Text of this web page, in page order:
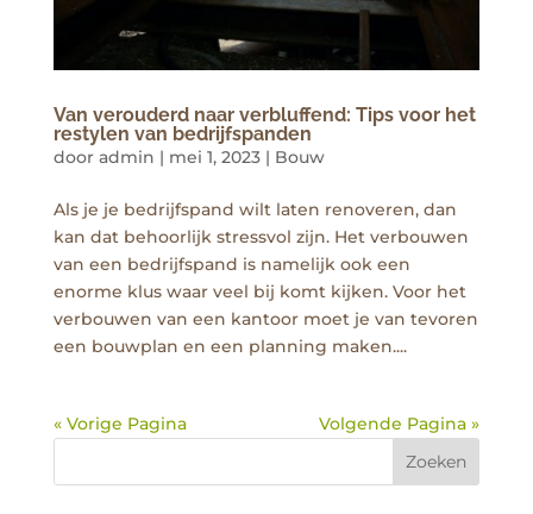
Van verouderd naar verbluffend: Tips voor het
restylen van bedrijfspanden
door admin | mei 1, 2023 | Bouw
Als je je bedrijfspand wilt laten renoveren, dan
kan dat behoorlijk stressvol zijn. Het verbouwen
van een bedrijfspand is namelijk ook een
enorme klus waar veel bij komt kijken. Voor het
verbouwen van een kantoor moet je van tevoren
een bouwplan en een planning maken....
« Vorige Pagina Volgende Pagina »